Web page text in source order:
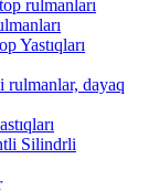
rulmanları
Yastıqları
rulmanlar, dayaq
Silindrli